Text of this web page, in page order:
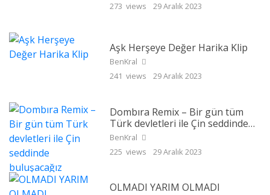
273 views
29 Aralık 2023
Aşk Herşeye Değer Harika Klip
BenKral
241 views
29 Aralık 2023
Dombıra Remix – Bir gün tüm
Türk devletleri ile Çin seddinde
buluşacağız
BenKral
225 views
29 Aralık 2023
OLMADI YARIM OLMADI